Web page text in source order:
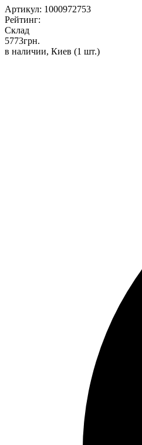
Артикул: 1000972753
Рейтинг:
Склад
5773грн.
в наличии, Киев (1 шт.)